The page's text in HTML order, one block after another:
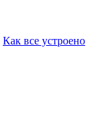
Как все устроено